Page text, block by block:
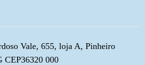
Vale, 655, loja A, Pinheiro
CEP36320 000